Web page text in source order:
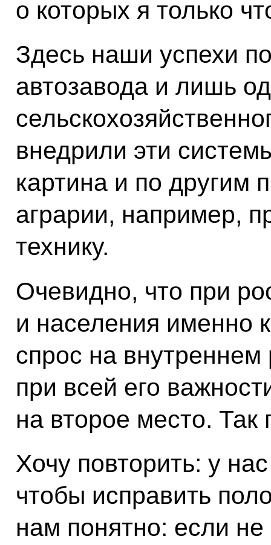
о которых я только
Здесь наши успехи
автозавода и лишь
внедрили эти
картина и по другим
аграрии, например,
технику.
Очевидно, что при
и населения именно
спрос на
при всей его
на второе место. Так
Хочу повторить: у
чтобы исправить
нам понятно: если